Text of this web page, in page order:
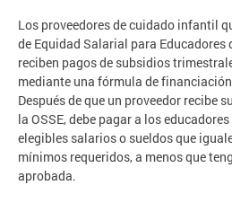
Los proveedores de cuidado infantil
de Equidad Salarial para Educadores
reciben pagos de subsidios
mediante una fórmula de
Después de que un proveedor recibe
la OSSE, debe pagar a los
elegibles salarios o sueldos que
mínimos requeridos, a menos que
aprobada.